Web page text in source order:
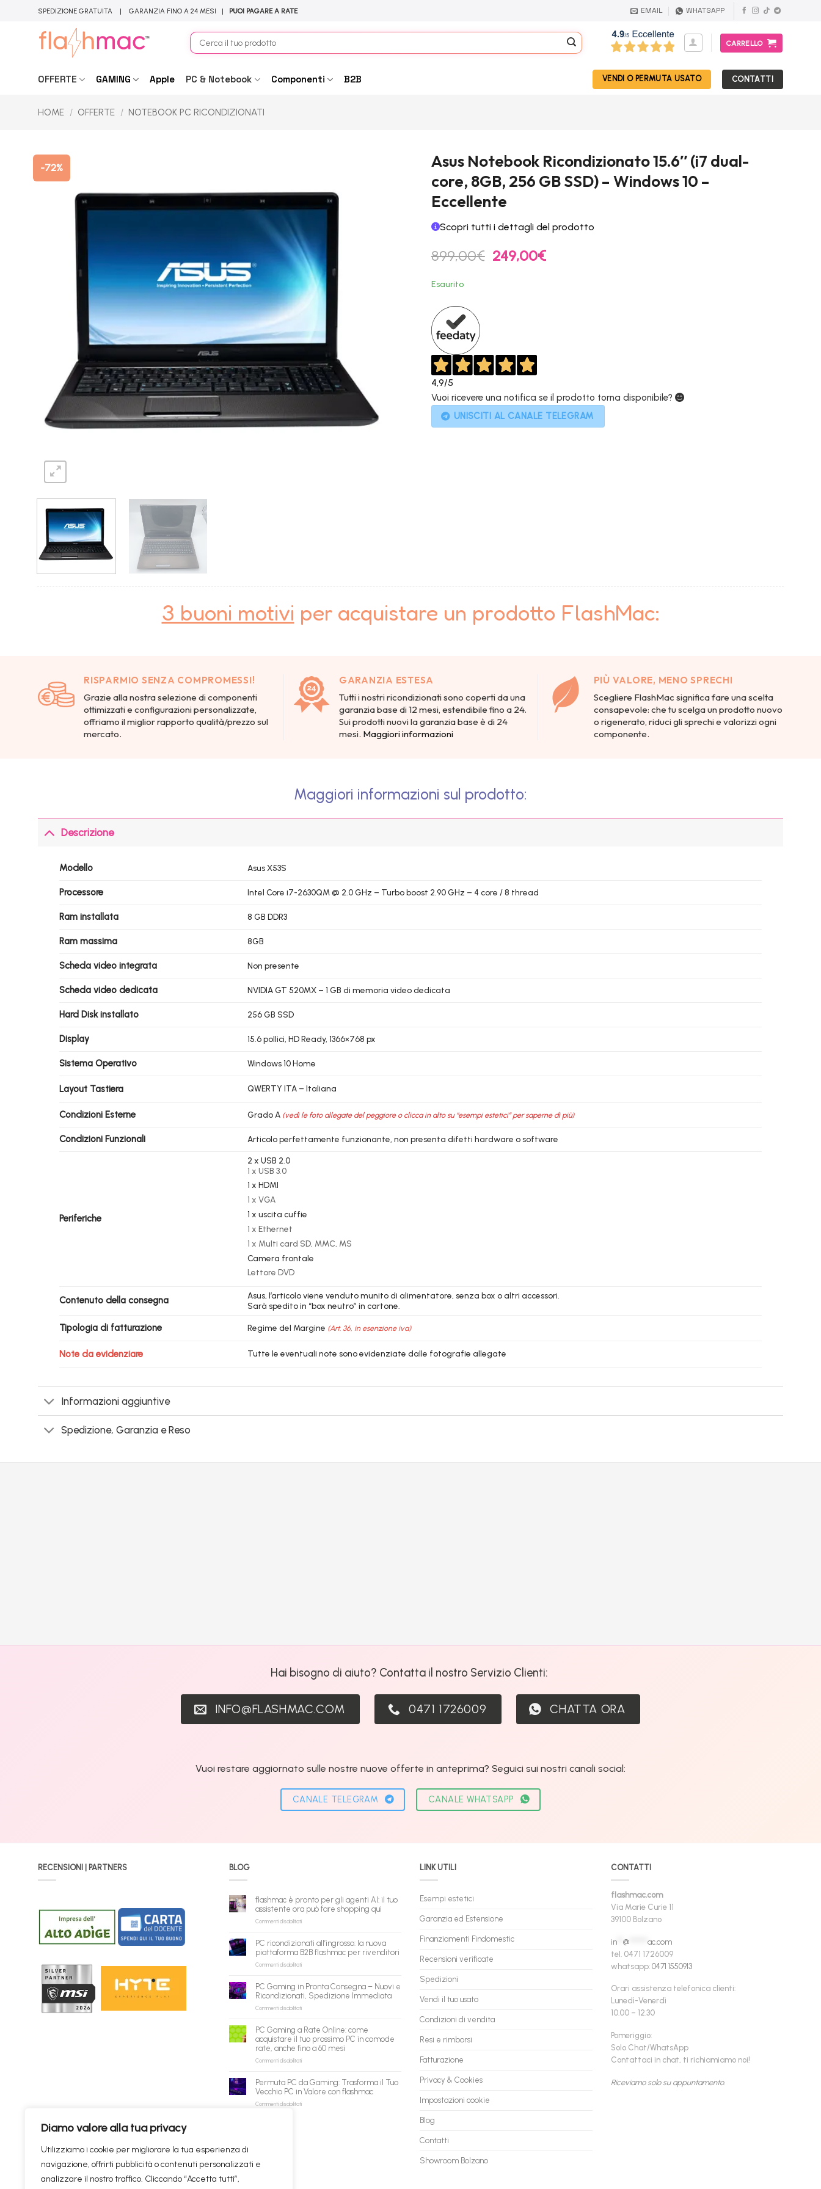
Diamo valore alla tua privacy
Utilizziamo i cookie per migliorare la tua esperienza di
navigazione, offrirti pubblicità o contenuti personalizzati e
analizzare il nostro traffico. Cliccando “Accetta tutti”,
SPEDIZIONE GRATUITA | GARANZIA FINO A 24 MESI | PUOI PAGARE A RATE EMAIL WHATSAPP
Cerca:
CARRELLO
OFFERTE GAMING Apple PC & Notebook Componenti B2B VENDI O PERMUTA USATO CONTATTI
HOME / OFFERTE / NOTEBOOK PC RICONDIZIONATI
-72%
Asus Notebook Ricondizionato 15.6″ (i7 dual-
core, 8GB, 256 GB SSD) – Windows 10 –
Eccellente
Scopri tutti i dettagli del prodotto
899,00€ Il
prezzo
249,00€Il
prezzo
Esaurito
4,9/5
Vuoi ricevere una notifica se il prodotto torna disponibile?
UNISCITI AL CANALE TELEGRAM
3 buoni motivi per acquistare un prodotto FlashMac:
RISPARMIO SENZA COMPROMESSI!
Grazie alla nostra selezione di componenti
ottimizzati e configurazioni personalizzate,
offriamo il miglior rapporto qualità/prezzo sul
mercato.
GARANZIA ESTESA
Tutti i nostri ricondizionati sono coperti da una
garanzia base di 12 mesi, estendibile fino a 24.
Sui prodotti nuovi la garanzia base è di 24
mesi. Maggiori informazioni
PIÙ VALORE, MENO SPRECHI
Scegliere FlashMac significa fare una scelta
consapevole: che tu scelga un prodotto nuovo
o rigenerato, riduci gli sprechi e valorizzi ogni
componente.
Maggiori informazioni sul prodotto:
Descrizione
Modello Asus X53S
Processore Intel Core i7-2630QM @ 2.0 GHz – Turbo boost 2.90 GHz – 4 core / 8 thread
Ram installata 8 GB DDR3
Ram massima 8GB
Scheda video integrata Non presente
Scheda video dedicata NVIDIA GT 520MX – 1 GB di memoria video dedicata
Hard Disk installato 256 GB SSD
Display 15.6 pollici, HD Ready, 1366×768 px
Sistema Operativo Windows 10 Home
Layout Tastiera QWERTY ITA – Italiana
Condizioni Esterne Grado A (vedi le foto allegate del peggiore o clicca in alto su “esempi estetici” per saperne di più)
Condizioni Funzionali Articolo perfettamente funzionante, non presenta difetti hardware o software
Periferiche
2 x USB 2.0
1 x USB 3.0
1 x HDMI
1 x VGA
1 x uscita cuffie
1 x Ethernet
1 x Multi card SD, MMC, MS
Camera frontale
Lettore DVD
Contenuto della consegna
Asus, l’articolo viene venduto munito di alimentatore, senza box o altri accessori.
Sarà spedito in “box neutro” in cartone.
Tipologia di fatturazione Regime del Margine (Art. 36, in esenzione iva)
Note da evidenziare Tutte le eventuali note sono evidenziate dalle fotografie allegate
Informazioni aggiuntive
Spedizione, Garanzia e Reso
Hai bisogno di aiuto? Contatta il nostro Servizio Clienti:
INFO@FLASHMAC.COM 0471 1726009 CHATTA ORA
Vuoi restare aggiornato sulle nostre nuove offerte in anteprima? Seguici sui nostri canali social:
CANALE TELEGRAM CANALE WHATSAPP
RECENSIONI | PARTNERS BLOG
flashmac è pronto per gli agenti AI: il tuo
assistente ora può fare shopping qui
Commenti disabilitatisu
pronto
per
gli
tuo
assistente
fare
shopping
qui
PC ricondizionati all’ingrosso: la nuova
piattaforma B2B flashmac per rivenditori
Commenti disabilitatisu
all’ingrosso:
la
nuova
flashmac
per
rivenditori
PC Gaming in Pronta Consegna – Nuovi e
Ricondizionati, Spedizione Immediata
Commenti disabilitatisu
in
Pronta
Consegna
–
Ricondizionati,
Spedizione
PC Gaming a Rate Online: come
acquistare il tuo prossimo PC in comode
rate, anche fino a 60 mesi
Commenti disabilitatisu
a
Rate
Online:
Permuta PC da Gaming: Trasforma il Tuo
Vecchio PC in Valore con flashmac
Commenti disabilitatisu
LINK UTILI
Esempi estetici
Garanzia ed Estensione
Finanziamenti Findomestic
Recensioni verificate
Spedizioni
Vendi il tuo usato
Condizioni di vendita
Resi e rimborsi
Fatturazione
Privacy & Cookies
Impostazioni cookie
Blog
Contatti
Showroom Bolzano
CONTATTI
flashmac.com
Via Marie Curie 11
39100 Bolzano
in** @****** ac.com
tel. 0471 1726009
whatsapp: 0471 1550913
Orari assistenza telefonica clienti:
Lunedì-Venerdì
10.00 – 12.30
Pomeriggio:
Solo Chat/WhatsApp
Contattaci in chat, ti richiamiamo noi!
Riceviamo solo su appuntamento.
RICERCHE DI TENDENZA ✦ Prodotti consigliati